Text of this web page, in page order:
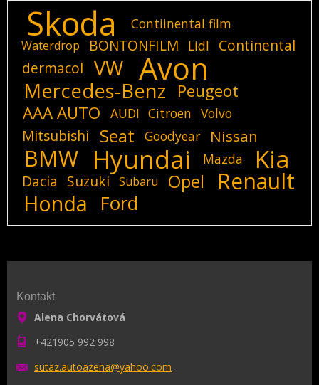
Skoda Contiinental film
Waterdrop BONTONFILM Lidl
Continental
dermacol
VW Avon
Mercedes-Benz
Peugeot
AAA AUTO
AUDI Citroen Volvo
Mitsubishi Seat Goodyear Nissan
BMW Hyundai Mazda Kia
Dacia Suzuki Subaru Opel Renault
Honda Ford
Kontakt
Alena Chorvátová
+421905 992 998
sutaz.autoazena@yahoo.com